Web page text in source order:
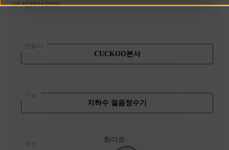
CP-ACSR1620SW
CUCKOO본사
렌탈사
지하수 얼음정수기
기능
화이트
색상